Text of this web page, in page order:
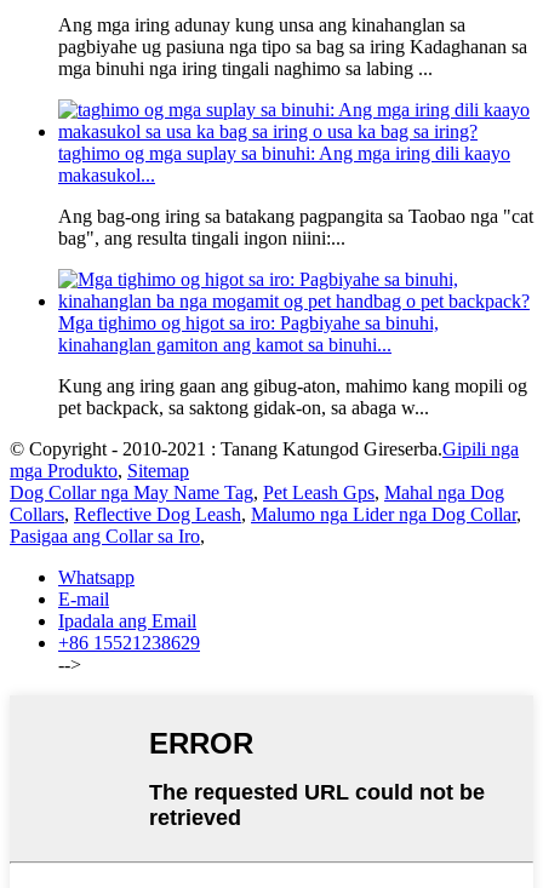
Ang mga iring adunay kung unsa ang kinahanglan sa
pagbiyahe ug pasiuna nga tipo sa bag sa iring Kadaghanan sa
mga binuhi nga iring tingali naghimo sa labing ...
taghimo og mga suplay sa binuhi: Ang mga iring dili kaayo
makasukol...
Ang bag-ong iring sa batakang pagpangita sa Taobao nga "cat
bag", ang resulta tingali ingon niini:...
Mga tighimo og higot sa iro: Pagbiyahe sa binuhi,
kinahanglan gamiton ang kamot sa binuhi...
Kung ang iring gaan ang gibug-aton, mahimo kang mopili og
pet backpack, sa saktong gidak-on, sa abaga w...
© Copyright - 2010-2021 : Tanang Katungod Gireserba.Gipili nga
mga Produkto, Sitemap
Dog Collar nga May Name Tag, Pet Leash Gps, Mahal nga Dog
Collars, Reflective Dog Leash, Malumo nga Lider nga Dog Collar,
Pasigaa ang Collar sa Iro,
Whatsapp
E-mail
Ipadala ang Email
+86 15521238629
-->